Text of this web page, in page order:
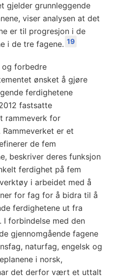
gjelder grunnleggende
viser analysen at det
er til progresjon i de
i de tre fagene. 19
og forbedre
ønsket å gjøre
ferdighetene
fastsatte
rammeverk for
er et
de fem
beskriver deres funksjon
ferdighet på fem
i arbeidet med å
for fag for å bidra til å
ferdighetene ut fra
forbindelse med den
gjennomgående fagene
naturfag, engelsk og
i norsk,
det derfor vært et uttalt